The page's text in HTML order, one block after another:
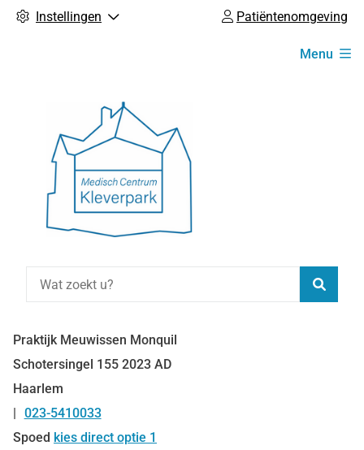
Instellingen Patiëntenomgeving
Menu
Praktijk Meuwissen Monquil
Schotersingel 155 2023 AD
Haarlem
Tel:
023-5410033
Spoed kies direct optie 1